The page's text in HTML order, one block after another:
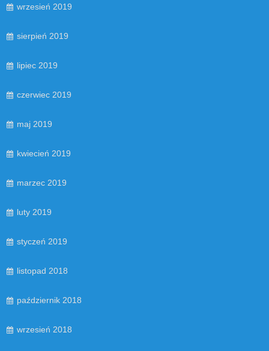
wrzesień 2019
sierpień 2019
lipiec 2019
czerwiec 2019
maj 2019
kwiecień 2019
marzec 2019
luty 2019
styczeń 2019
listopad 2018
październik 2018
wrzesień 2018